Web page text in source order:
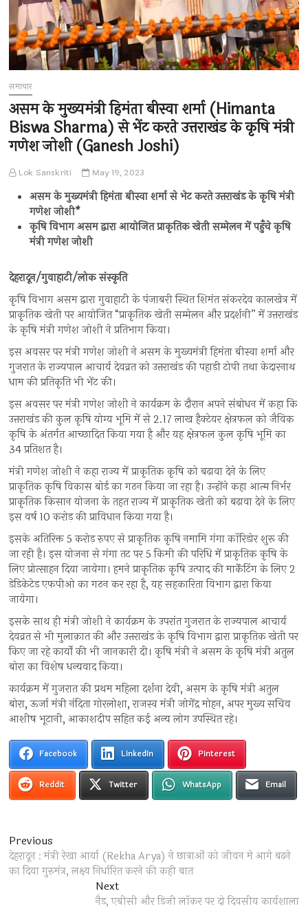
समाचार
असम के मुख्यमंत्री हिमंता बीस्वा शर्मा (Himanta
Biswa Sharma) से भेंट करते उत्तराखंड के कृषि मंत्री
गणेश जोशी (Ganesh Joshi)
Lok Sanskriti May 19, 2023
असम के मुख्यमंत्री हिमंता बीस्वा शर्मा से भेट करते उत्तराखंड के कृषि मंत्री
गणेश जोशी*
कृषि विभाग असम द्वारा आयोजित प्राकृतिक खेती सम्मेलन में पहुँचे कृषि
मंत्री गणेश जोशी
देहरादून/गुवाहाटी/लोक संस्कृति
कृषि विभाग असम द्वारा गुवाहाटी के पंजाबरी स्थित शिमंत संकरदेव कालखेत्र में
प्राकृतिक खेती पर आयोजित “प्राकृतिक खेती सम्मेलन और प्रदर्शनी” में उत्तराखंड
के कृषि मंत्री गणेश जोशी ने प्रतिभाग किया।
इस अवसर पर मंत्री गणेश जोशी ने असम के मुख्यमंत्री हिमंता बीस्वा शर्मा और
गुजरात के राज्यपाल आचार्य देवव्रत को उत्तराखंड की पहाड़ी टोपी तथा केदारनाथ
धाम की प्रतिकृति भी भेंट की।
इस अवसर पर मंत्री गणेश जोशी ने कार्यक्रम के दौरान अपने संबोधन में कहा कि
उत्तराखंड की कुल कृषि योग्य भूमि में से 2.17 लाख हैक्टेयर क्षेत्रफल को जैविक
कृषि के अंतर्गत आच्छादित किया गया है और यह क्षेत्रफल कुल कृषि भूमि का
34 प्रतिशत है।
मंत्री गणेश जोशी ने कहा राज्य में प्राकृतिक कृषि को बढ़ावा देने के लिए
प्राकृतिक कृषि विकास बोर्ड का गठन किया जा रहा है। उन्होंने कहा आत्म निर्भर
प्राकृतिक किसान योजना के तहत राज्य में प्राकृतिक खेती को बढ़ावा देने के लिए
इस वर्ष 10 करोड़ की प्राविधान किया गया है।
इसके अतिरिक्त 5 करोड़ रुपए से प्राकृतिक कृषि नमामि गंगा कॉरिडोर शुरू की
जा रही है। इस योजना से गंगा तट पर 5 किमी की परिधि में प्राकृतिक कृषि के
लिए प्रोत्साहन दिया जायेगा। हमने प्राकृतिक कृषि उत्पाद की मार्केटिंग के लिए 2
डेडिकेटेड एफपीओ का गठन कर रहा है, यह सहकारिता विभाग द्वारा किया
जायेगा।
इसके साथ ही मंत्री जोशी ने कार्यक्रम के उपरांत गुजरात के राज्यपाल आचार्य
देवव्रत से भी मुलाक़ात की और उत्तराखंड के कृषि विभाग द्वारा प्राकृतिक खेती पर
किए जा रहे कार्यों की भी जानकारी दी। कृषि मंत्री ने असम के कृषि मंत्री अतुल
बोरा का विशेष धन्यवाद किया।
कार्यक्रम में गुजरात की प्रथम महिला दर्शना देवी, असम के कृषि मंत्री अतुल
बोरा, ऊर्जा मंत्री नंदिता गोरलोशा, राजस्व मंत्री जोगेंद्र मोहन, अपर मुख्य सचिव
आशीष भूटानी, आकाशदीप सहित कई अन्य लोग उपस्थित रहे।
Facebook LinkedIn Pinterest
Reddit Twitter WhatsApp Email
Post
navigation
Previous
post:
देहरादून : मंत्री रेखा आर्या (Rekha Arya) ने छात्राओं को जीवन मे आगे बढ़ने
का दिया गुरुमंत्र, लक्ष्य निर्धारित करने की कही बात
NextNext
post:
नैड, एबीसी और डिजी लॉकर पर दो दिवसीय कार्यशाला